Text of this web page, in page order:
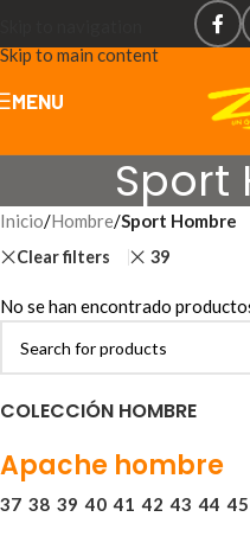
Skip to main content
MENU
Sport
COLECCIÓN HOMBRE
Apache hombre
37 38 39 40 41 42 43 44 45
Inicio/Hombre/Sport Hombre
Clear filters 39
No se han encontrado